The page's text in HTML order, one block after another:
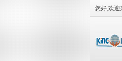
您好,欢迎